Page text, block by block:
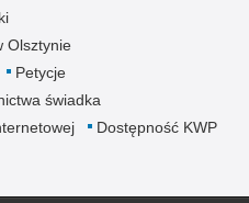
Olsztynie
Petycje
świadka
Dostępność KWP